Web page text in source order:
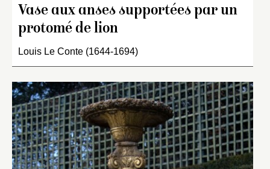
Vase aux anses supportées par un
protomé de lion
Louis Le Conte (1644-1694)